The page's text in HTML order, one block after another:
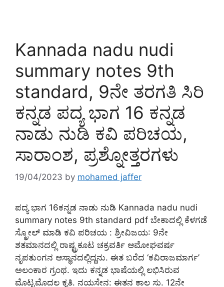
Kannada nadu nudi
summary notes 9th
standard, 9ನೇ ತರಗತಿ ಸಿರಿ
ಕನ್ನಡ ಪದ್ಯ ಭಾಗ 16 ಕನ್ನಡ
ನಾಡು ನುಡಿ ಕವಿ ಪರಿಚಯ,
ಸಾರಾಂಶ, ಪ್ರಶ್ನೋತ್ತರಗಳು
19/04/2023 by mohamed jaffer
ಪದ್ಯ ಭಾಗ 16ಕನ್ನಡ ನಾಡು ನುಡಿ Kannada nadu nudi
summary notes 9th standard pdf ಬೇಕಾದಲ್ಲಿ ಕೆಳಗಡೆ
ಸ್ಕ್ರೋಲ್ ಮಾಡಿ ಕವಿ ಪರಿಚಯ : ಶ್ರೀವಿಜಯ: 9ನೇ
ಶತಮಾನದಲ್ಲಿ ರಾಷ್ಟ್ರಕೂಟ ಚಕ್ರವರ್ತಿ ಆಮೋಘವರ್ಷ
ನೃಪತುಂಗನ ಆಸ್ಥಾನದಲ್ಲಿದ್ದನು. ಈತ ಬರೆದ ‘ಕವಿರಾಜಮಾರ್ಗ’
ಅಲಂಕಾರ ಗ್ರಂಥ. ಇದು ಕನ್ನಡ ಭಾಷೆಯಲ್ಲಿ ಲಭಿಸಿರುವ
ಮೊಟ್ಟಮೊದಲ ಕೃತಿ. ನಯಸೇನ: ಈತನ ಕಾಲ ಸು. 12ನೇ